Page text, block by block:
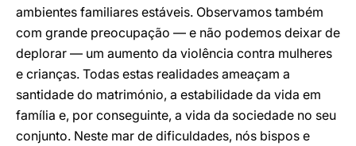
ambientes familiares estáveis. Observamos também
com grande preocupação — e não podemos deixar de
deplorar — um aumento da violência contra mulheres
e crianças. Todas estas realidades ameaçam a
santidade do matrimónio, a estabilidade da vida em
família e, por conseguinte, a vida da sociedade no seu
conjunto. Neste mar de dificuldades, nós bispos e